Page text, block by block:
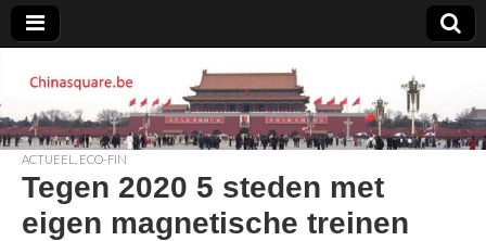
Chinasquare.be
ACTUEEL ECO-FIN
Tegen 2020 5 steden met
eigen magnetische treinen